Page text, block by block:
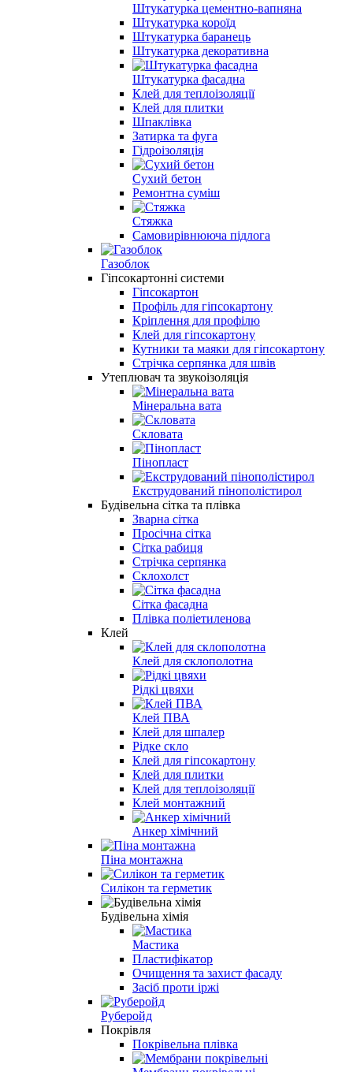
Штукатурка цементно-вапняна
Штукатурка короїд
Штукатурка баранець
Штукатурка декоративна
Штукатурка фасадна
Клей для теплоізоляції
Клей для плитки
Шпаклівка
Затирка та фуга
Гідроізоляція
Сухий бетон
Ремонтна суміш
Стяжка
Самовирівнююча підлога
Газоблок
Гіпсокартонні системи
Гіпсокартон
Профіль для гіпсокартону
Кріплення для профілю
Клей для гіпсокартону
Кутники та маяки для гіпсокартону
Стрічка серпянка для швів
Утеплювач та звукоізоляція
Мінеральна вата
Скловата
Пінопласт
Екструдований пінополістирол
Будівельна сітка та плівка
Зварна сітка
Просічна сітка
Сітка рабиця
Стрічка серпянка
Склохолст
Сітка фасадна
Плівка поліетиленова
Клей
Клей для склополотна
Рідкі цвяхи
Клей ПВА
Клей для шпалер
Рідке скло
Клей для гіпсокартону
Клей для плитки
Клей для теплоізоляції
Клей монтажний
Анкер хімічний
Піна монтажна
Силікон та герметик
Будівельна хімія
Мастика
Пластифікатор
Очищення та захист фасаду
Засіб проти іржі
Руберойд
Покрівля
Покрівельна плівка